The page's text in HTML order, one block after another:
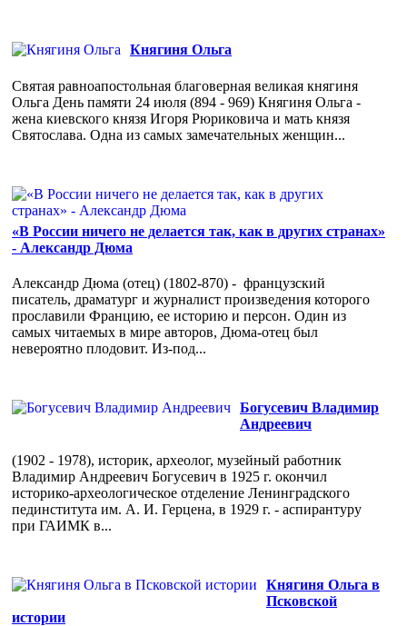
Княгиня Ольга
Святая равноапостольная благоверная великая княгиня
Ольга День памяти 24 июля (894 - 969) Княгиня Ольга -
жена киевского князя Игоря Рюриковича и мать князя
Святослава. Одна из самых замечательных женщин...
«В России ничего не делается так, как в других странах»
- Александр Дюма
Александр Дюма (отец) (1802-870) - французский
писатель, драматург и журналист произведения которого
прославили Францию, ее историю и персон. Один из
самых читаемых в мире авторов, Дюма-отец был
невероятно плодовит. Из-под...
Богусевич Владимир
Андреевич
(1902 - 1978), историк, археолог, музейный работник
Владимир Андреевич Богусевич в 1925 г. окончил
историко-археологическое отделение Ленинградского
пединститута им. А. И. Герцена, в 1929 г. - аспирантуру
при ГАИМК в...
Княгиня Ольга в
Псковской
истории